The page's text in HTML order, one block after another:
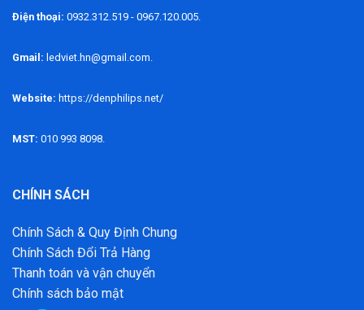
Điện thoại: 0932.312.519 - 0967.120.005.
Gmail: ledviet.hn@gmail.com.
Website: https://denphilips.net/
MST: 010 993 8098.
CHÍNH SÁCH
Chính Sách & Quy Định Chung
Chính Sách Đổi Trả Hàng
Thanh toán và vận chuyển
Chính sách bảo mật